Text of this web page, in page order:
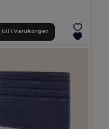
till i Varukorgen